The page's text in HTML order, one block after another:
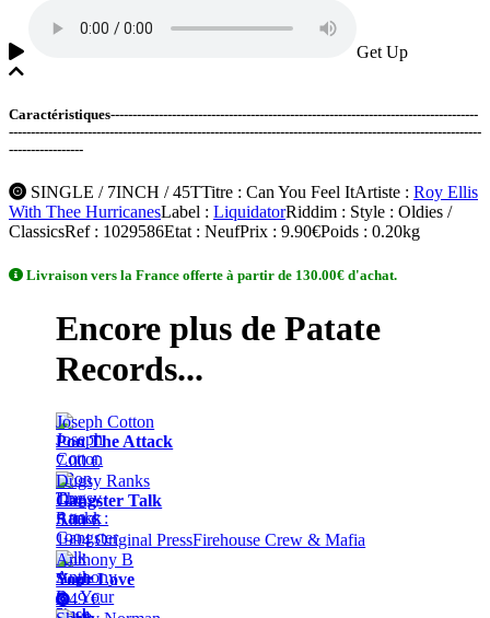
Get Up
Caractéristiques------------------------------------------------------------------------------------
------------------------------------------------------------------------------------------------------------
-----------------
SINGLE / 7INCH / 45TTitre : Can You Feel ItArtiste : Roy Ellis
With Thee HurricanesLabel : LiquidatorRiddim : Style : Oldies /
ClassicsRef: 1029586Etat: NeufPrix : 9.90€Poids : 0.20kg
Livraison vers la France offerte à partir de 130.00€ d'achat.
Encore plus de Patate
Records...
Single
/
7inch
Joseph Cotton
Pon The Attack
7.00 €
Dugsy Ranks
Gangster Talk
5.00 €
1994 Original PressFirehouse Crew & Mafia
Anthony B
Your Love
3.49 €